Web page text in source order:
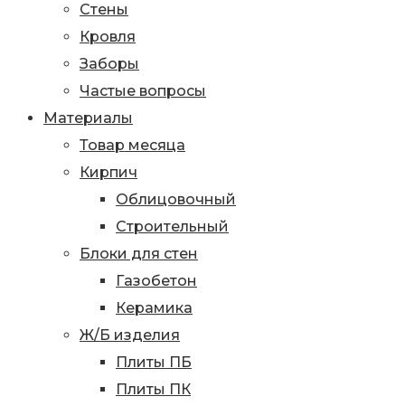
Стены
Кровля
Заборы
Частые вопросы
Материалы
Товар месяца
Кирпич
Облицовочный
Строительный
Блоки для стен
Газобетон
Керамика
Ж/Б изделия
Плиты ПБ
Плиты ПК